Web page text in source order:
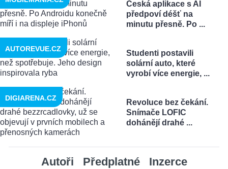
Česká aplikace s AI
předpoví déšť na
minutu přesně. Po ...
Studenti postavili
solární auto, které
vyrobí více energie, ...
AUTOREVUE.CZ
Revoluce bez čekání.
Snímače LOFIC
dohánějí drahé ...
DIGIARENA.CZ
Autoři Předplatné Inzerce